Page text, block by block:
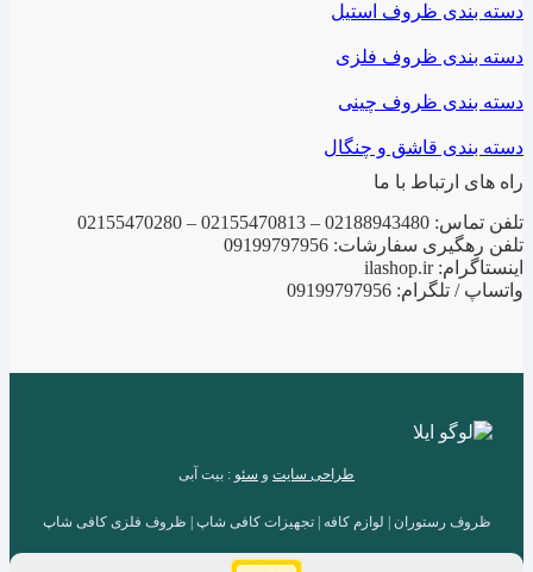
دسته بندی ظروف استیل
دسته بندی ظروف فلزی
دسته بندی ظروف چینی
دسته بندی قاشق و چنگال
راه های ارتباط با ما
تلفن تماس: 02188943480 – 02155470813 – 02155470280
تلفن رهگیری سفارشات: 09199797956
اینستاگرام: ilashop.ir
واتساپ / تلگرام: 09199797956
طراحی سایت و سئو : بیت آبی
ظروف رستوران | لوازم کافه | تجهیزات کافی شاپ | ظروف فلزی کافی شاپ